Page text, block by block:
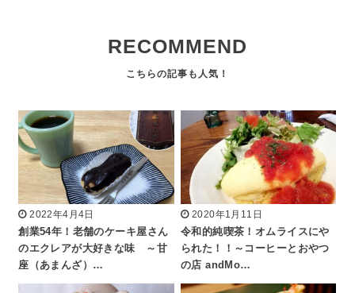
RECOMMEND
2022年4月4日
創業54年！老舗のケーキ屋さん
のエクレアが大好きな味 ～甘
座（あまんざ）…
2020年1月11日
令和的純喫茶！オムライスにや
られた！！～コーヒーとおやつ
の店 andMo…